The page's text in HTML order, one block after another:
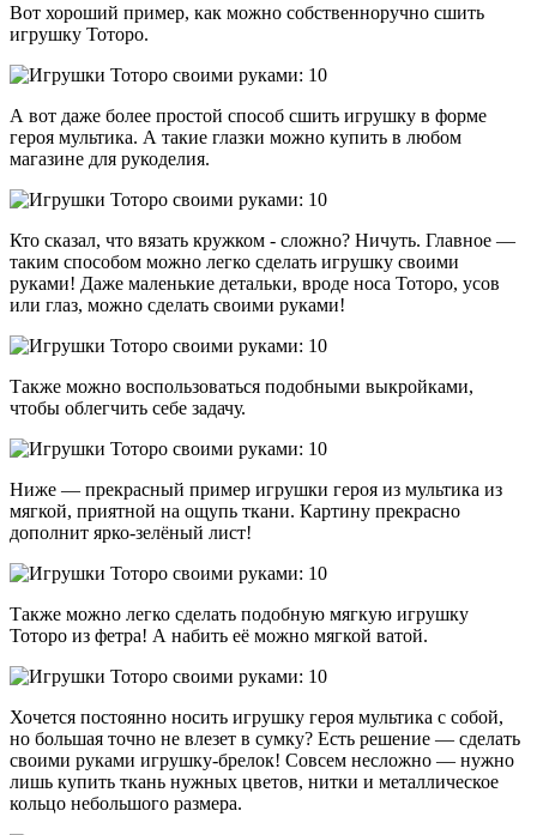
Вот хороший пример, как можно собственноручно сшить
игрушку Тоторо.
А вот даже более простой способ сшить игрушку в форме
героя мультика. А такие глазки можно купить в любом
магазине для рукоделия.
Кто сказал, что вязать кружком - сложно? Ничуть. Главное —
таким способом можно легко сделать игрушку своими
руками! Даже маленькие детальки, вроде носа Тоторо, усов
или глаз, можно сделать своими руками!
Также можно воспользоваться подобными выкройками,
чтобы облегчить себе задачу.
Ниже — прекрасный пример игрушки героя из мультика из
мягкой, приятной на ощупь ткани. Картину прекрасно
дополнит ярко-зелёный лист!
Также можно легко сделать подобную мягкую игрушку
Тоторо из фетра! А набить её можно мягкой ватой.
Хочется постоянно носить игрушку героя мультика с собой,
но большая точно не влезет в сумку? Есть решение — сделать
своими руками игрушку-брелок! Совсем несложно — нужно
лишь купить ткань нужных цветов, нитки и металлическое
кольцо небольшого размера.